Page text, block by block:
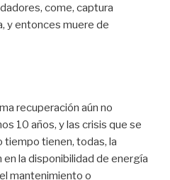
come, captura
y entonces muere de
recuperación aún no
10 años, y las crisis que se
tiempo tienen, todas, la
la disponibilidad de energía
mantenimiento o